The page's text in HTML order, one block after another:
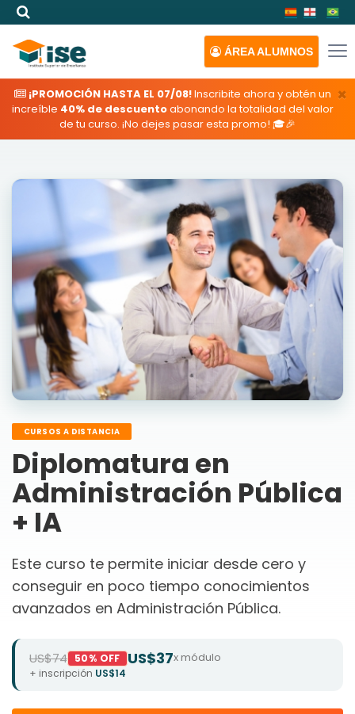
ÁREAALUMNOS
×
¡PROMOCIÓN HASTA EL 07/08!Inscribite ahora y obtén un
increíble 40% de descuentoabonando la totalidad del valor
de tu curso. ¡No dejes pasar esta promo! 🎓🎉
CURSOS A DISTANCIA
Diplomatura en
Administración Pública
+ IA
Este curso te permite iniciar desde cero y
conseguir en poco tiempo conocimientos
avanzados en Administración Pública.
US$74 50% OFF US$37x módulo
+ inscripción US$14